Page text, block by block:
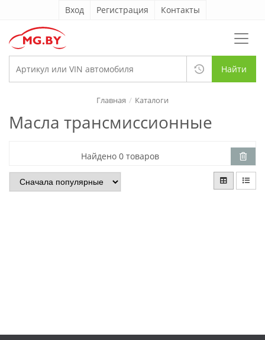
Вход Регистрация Контакты
Найти
Масла трансмиссионные
Главная Каталоги
Найдено 0 товаров